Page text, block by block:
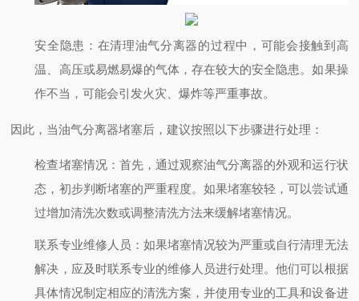
安全隐患 ：在清理油气分离器的过程中，可能会接触到高
温、高压或易燃易爆的气体，存在较大的安全隐患。如果操
作不当，可能会引发火灾、爆炸等严重事故。
因此，当油气分离器堵塞后，建议按照以下步骤进行处理：
检查堵塞情况：首先，通过观察油气分离器的外观和运行状
态，初步判断堵塞的严重程度。如果堵塞较轻，可以尝试通
过增加清洗次数或调整清洗方法来缓解堵塞情况。
联系专业维修人员 ：如果堵塞情况较为严重或自行清理无法
解决，应及时联系专业的维修人员进行处理。他们可以根据
具体情况制定相应的清洗方案，并使用专业的工具和设备进